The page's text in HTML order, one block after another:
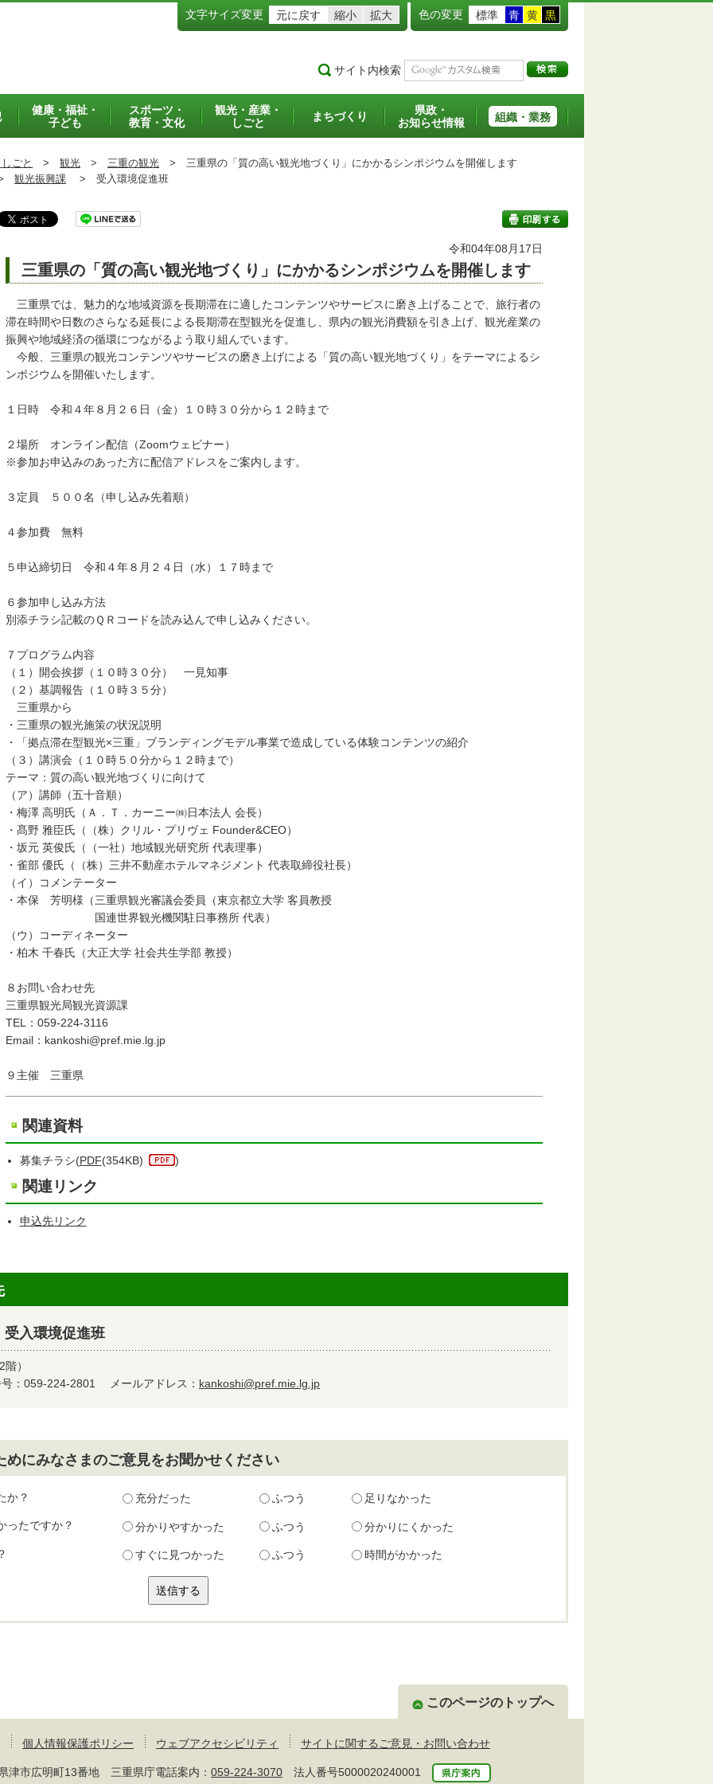
文字サイズ変更 元に戻す 縮小 拡大 色の変更 標準 青 黄 黒
サイト内検索
健康・福祉・
子ども
スポーツ・
教育・文化
観光・産業・
しごと
まちづくり
県政・
お知らせ情報
組織・業務
ごと > 観光 > 三重の観光 > 三重県の「質の高い観光地づくり」にかかるシンポジウムを開催します
観光振興課 > 受入環境促進班
印刷する
令和04年08月17日
三重県の「質の高い観光地づくり」にかかるシンポジウムを開催します
三重県では、魅力的な地域資源を長期滞在に適したコンテンツやサービスに磨き上げることで、旅行者の
滞在時間や日数のさらなる延長による長期滞在型観光を促進し、県内の観光消費額を引き上げ、観光産業の
振興や地域経済の循環につながるよう取り組んでいます。
今般、三重県の観光コンテンツやサービスの磨き上げによる「質の高い観光地づくり」をテーマによるシ
ンポジウムを開催いたします。
１日時 令和４年８月２６日（金）１０時３０分から１２時まで
２場所 オンライン配信（Zoomウェビナー）
※参加お申込みのあった方に配信アドレスをご案内します。
３定員 ５００名（申し込み先着順）
４参加費 無料
５申込締切日 令和４年８月２４日（水）１７時まで
６参加申し込み方法
別添チラシ記載のＱＲコードを読み込んで申し込みください。
７プログラム内容
（１）開会挨拶（１０時３０分） 一見知事
（２）基調報告（１０時３５分）
三重県から
・三重県の観光施策の状況説明
・「拠点滞在型観光×三重」ブランディングモデル事業で造成している体験コンテンツの紹介
（３）講演会（１０時５０分から１２時まで）
テーマ：質の高い観光地づくりに向けて
（ア）講師（五十音順）
・梅澤 高明氏（Ａ．Ｔ．カーニー㈱日本法人 会長）
・髙野 雅臣氏（（株）クリル・プリヴェ Founder&CEO）
・坂元 英俊氏（（一社）地域観光研究所 代表理事）
・雀部 優氏（（株）三井不動産ホテルマネジメント 代表取締役社長）
（イ）コメンテーター
・本保 芳明様（三重県観光審議会委員（東京都立大学 客員教授
国連世界観光機関駐日事務所 代表）
（ウ）コーディネーター
・柏木 千春氏（大正大学 社会共生学部 教授）
８お問い合わせ先
三重県観光局観光資源課
TEL：059-224-3116
Email：kankoshi@pref.mie.lg.jp
９主催 三重県
関連資料
募集チラシ(PDF(354KB) )
関連リンク
申込先リンク
入環境促進班
）
号：059-224-2801 メールアドレス： kankoshi@pref.mie.lg.jp
めにみなさまのご意見をお聞かせください
か？ 充分だった ふつう 足りなかった
ったですか？ 分かりやすかった ふつう 分かりにくかった
すぐに見つかった ふつう 時間がかかった
このページのトップへ
個人情報保護ポリシー ウェブアクセシビリティ サイトに関するご意見・お問い合わせ
市広明町13番地 三重県庁電話案内： 059-224-3070 法人番号5000020240001